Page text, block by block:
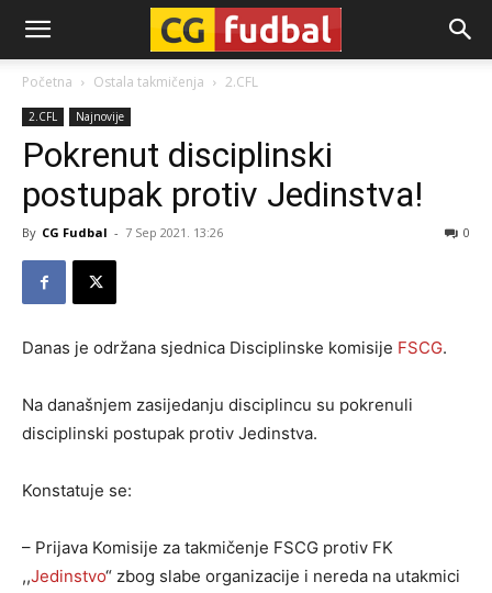
CG-
Fudbal
Početna Ostala takmičenja 2.CFL
2.CFL Najnovije
Pokrenut disciplinski
postupak protiv Jedinstva!
By CG Fudbal - 7 Sep 2021. 13:26 0
Danas je održana sjednica Disciplinske komisije FSCG.
Na današnjem zasijedanju disciplincu su pokrenuli
disciplinski postupak protiv Jedinstva.
Konstatuje se:
– Prijava Komisije za takmičenje FSCG protiv FK
,,Jedinstvo“ zbog slabe organizacije i nereda na utakmici